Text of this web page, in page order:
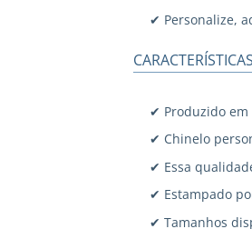
✔ Personalize,
✔ Produzido em
✔ Chinelo
✔ Essa
✔ Estampado
✔ Tamanhos